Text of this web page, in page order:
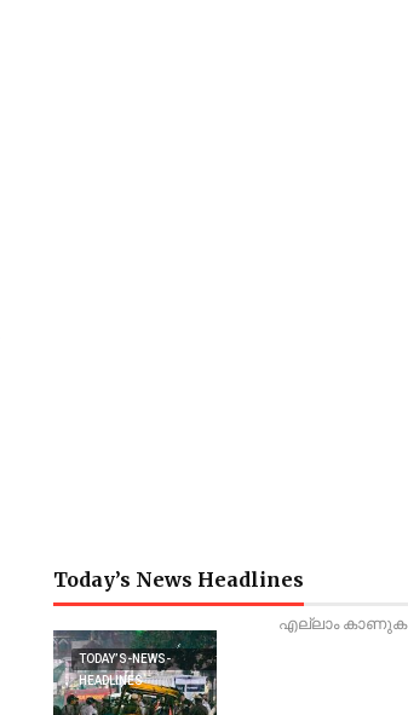
Today’s News Headlines
എല്ലാം കാണുക
TODAY’S-NEWS-
HEADLINES